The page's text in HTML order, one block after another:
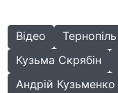
Відео Тернопіль
Кузьма Скрябін
Андрій Кузьменко